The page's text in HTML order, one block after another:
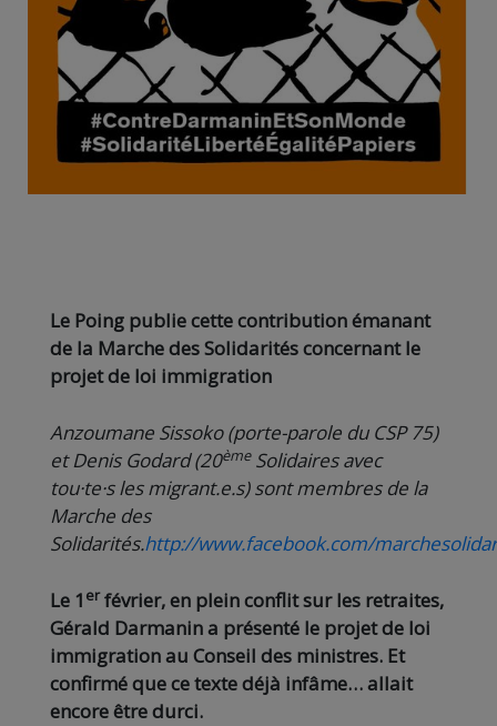
Le Poing publie cette contribution émanant
de la Marche des Solidarités concernant le
projet de loi immigration
Anzoumane Sissoko (porte-parole du CSP 75)
et Denis Godard (20èmeSolidaires avec
tou·te·s les migrant.e.s) sont membres de la
Marche des
Solidarités.http://www.facebook.com/
Le 1 erfévrier, en plein conflit sur les retraites,
Gérald Darmanin a présenté le projet de loi
immigration au Conseil des ministres. Et
confirmé que ce texte déjà infâme… allait
encore être durci.